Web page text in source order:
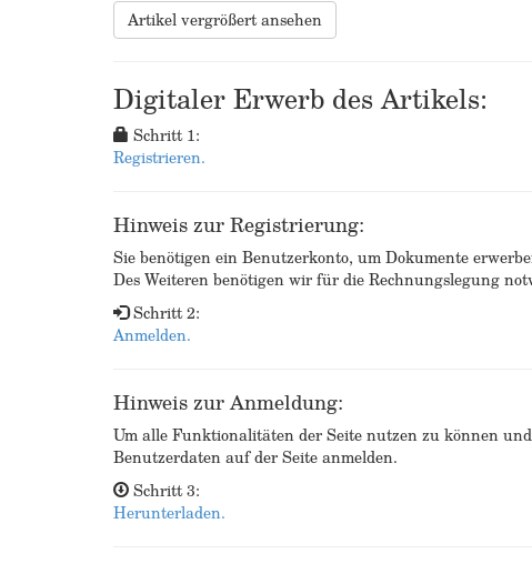
Artikel vergrößert ansehen
Digitaler Erwerb des Artikels:
Schritt 1:
Registrieren.
Hinweis zur Registrierung:
Sie benötigen ein Benutzerkonto, um Dokumente
Des Weiteren benötigen wir für die Rechnungslegung
Schritt 2:
Anmelden.
Hinweis zur Anmeldung:
Um alle Funktionalitäten der Seite nutzen zu können
Benutzerdaten auf der Seite anmelden.
Schritt 3:
Herunterladen.